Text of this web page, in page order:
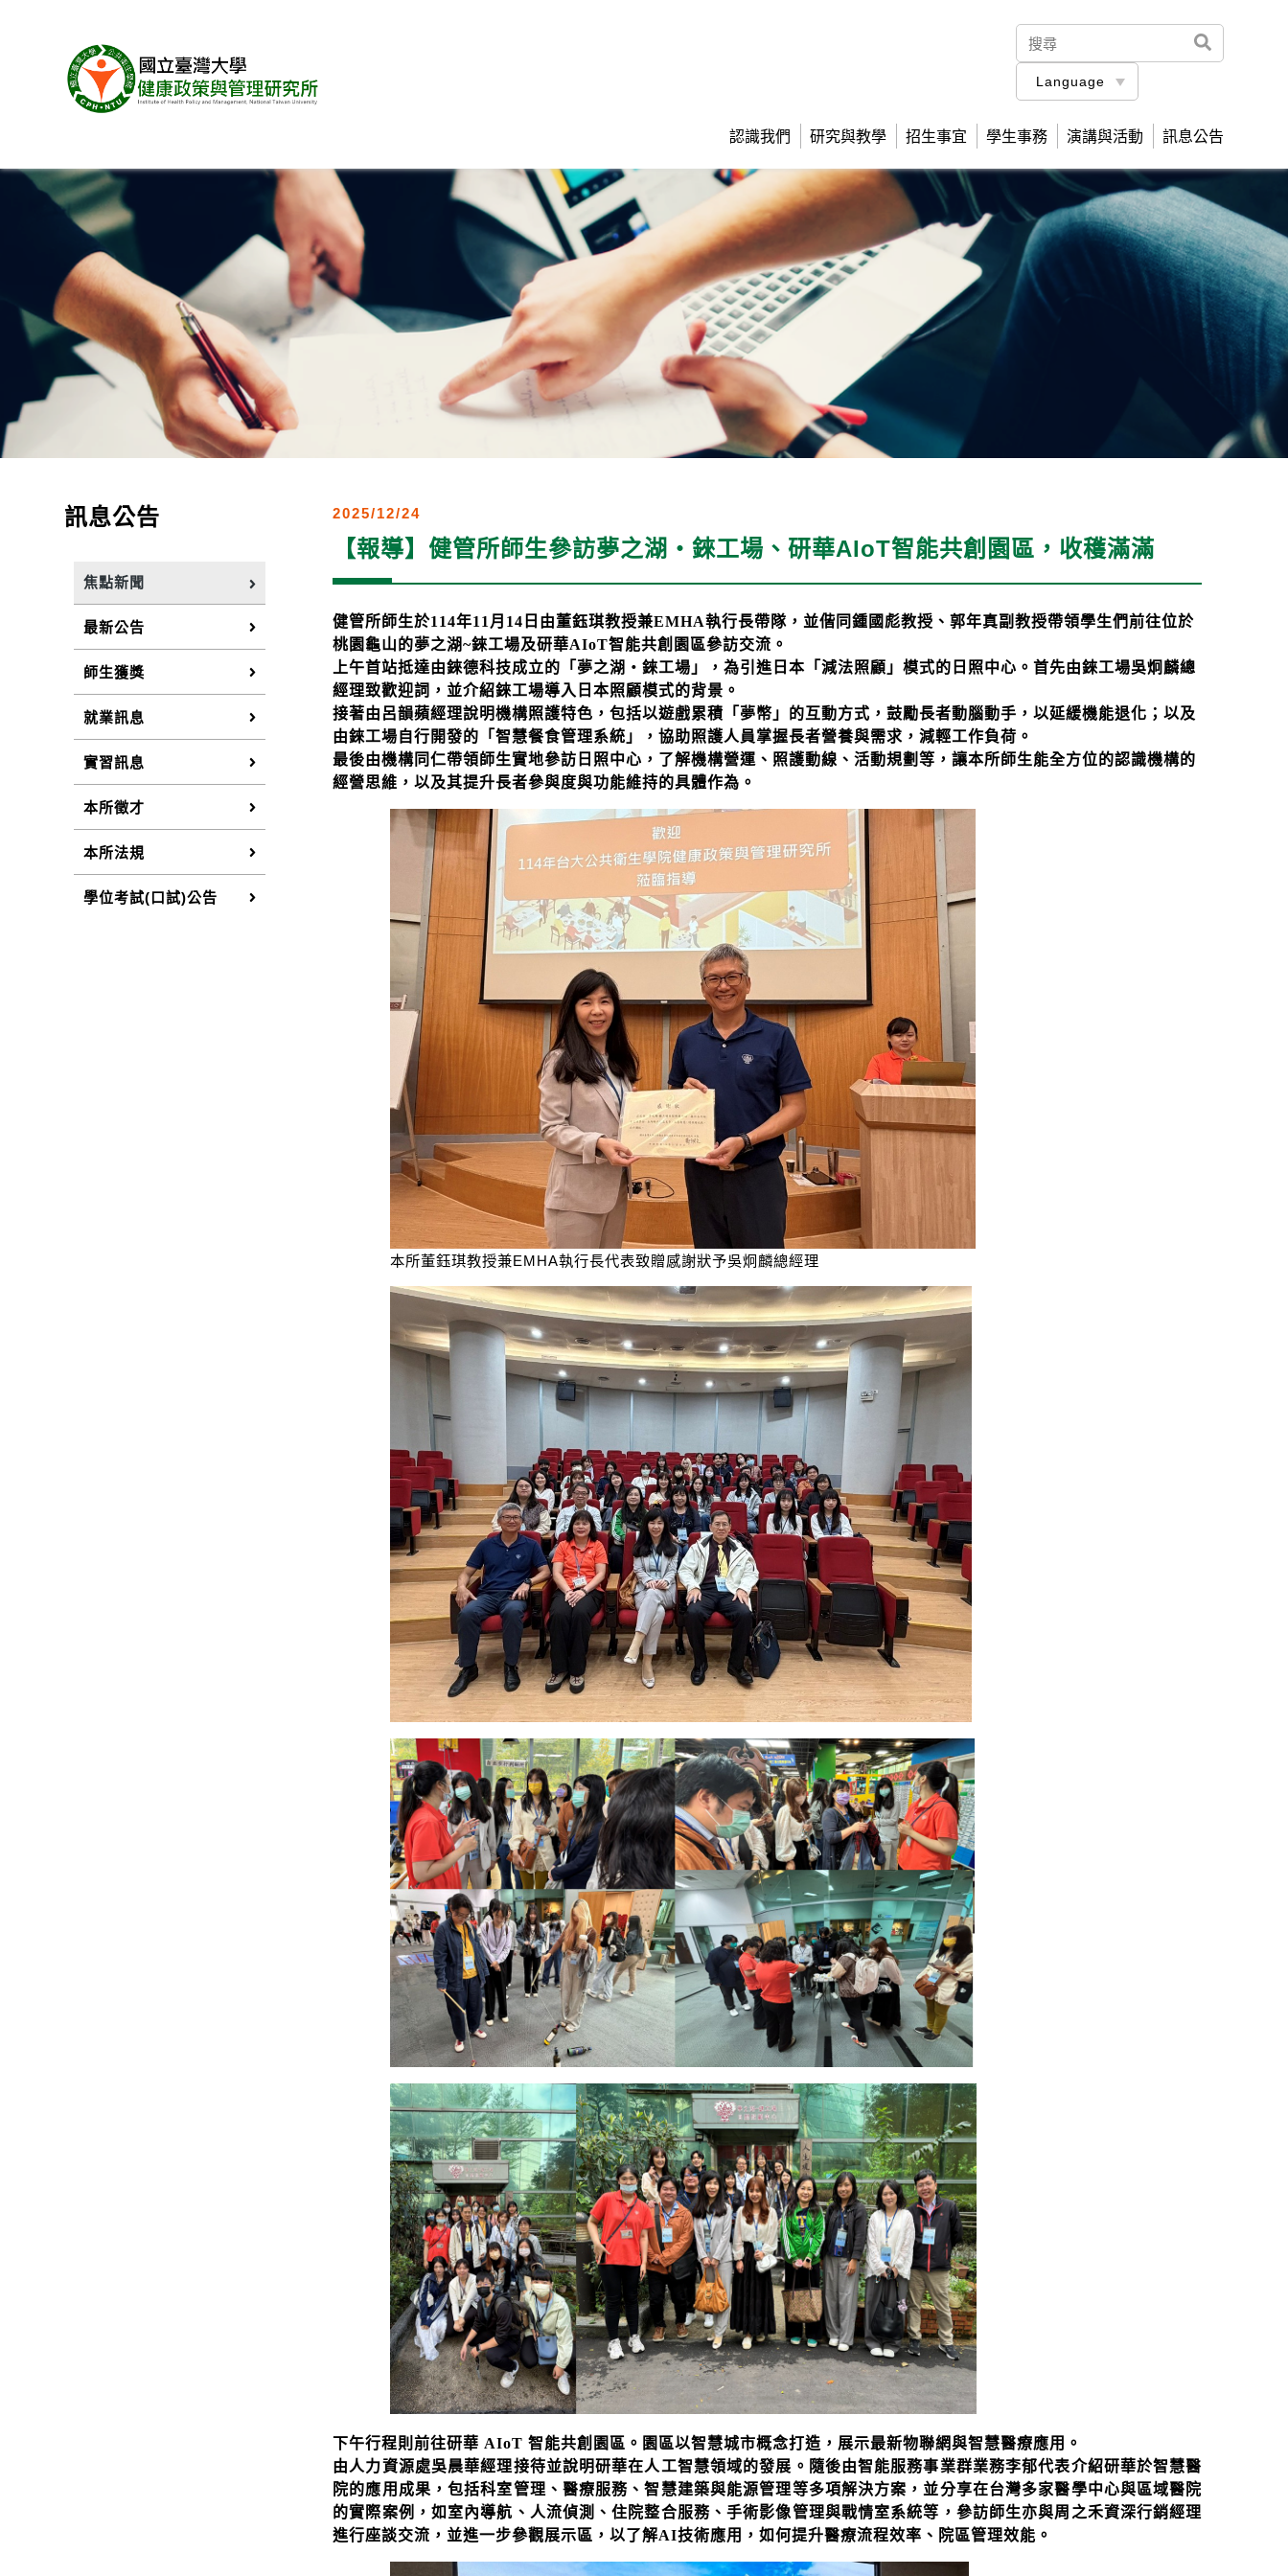
Language
認識我們 研究與教學 招生事宜 學生事務 演講與活動 訊息公告
訊息公告
焦點新聞
最新公告
師生獲獎
就業訊息
實習訊息
本所徵才
本所法規
學位考試(口試)公告
2025/12/24
【報導】健管所師生參訪夢之湖‧錸工場、研華AIoT智能共創園區，收穫滿滿
健管所師生於114年11 月 14 日由董鈺琪教授兼EMHA執行長帶隊，並偕同鍾國彪教授、郭年真副教授帶領學生們前往位於
桃園龜山的夢之湖~錸工場及研華AIoT智能共創園區參訪交流。
上午首站抵達由錸德科技成立的「夢之湖・錸工場」，為引進日本「減法照顧」模式的日照中心。首先由錸工場吳炯麟總
經理致歡迎詞，並介紹錸工場導入日本照顧模式的背景。
接著由呂韻蘋經理說明機構照護特色，包括以遊戲累積「夢幣」的互動方式，鼓勵長者動腦動手，以延緩機能退化；以及
由錸工場自行開發的「智慧餐食管理系統」，協助照護人員掌握長者營養與需求，減輕工作負荷。
最後由機構同仁帶領師生實地參訪日照中心，了解機構營運、照護動線、活動規劃等，讓本所師生能全方位的認識機構的
經營思維，以及其提升長者參與度與功能維持的具體作為。
本所董鈺琪教授兼EMHA執行長代表致贈感謝狀予吳炯麟總經理
下午行程則前往研華 AIoT智能共創園區。園區以智慧城市概念打造，展示最新物聯網與智慧醫療應用。
由人力資源處吳晨華經理接待並說明研華在人工智慧領域的發展。隨後由智能服務事業群業務李郁代表介紹研華於智慧醫
院的應用成果，包括科室管理、醫療服務、智慧建築與能源管理等多項解決方案，並分享在台灣多家醫學中心與區域醫院
的實際案例， 如室內導航、人流偵測、住院整合服務、手術影像管理與戰情室系統等，參訪師生亦與周之禾資深行銷經理
進行座談交流， 並進一步參觀展示區，以了解AI技術應用，如何提升醫療流程效率、院區管理效能。